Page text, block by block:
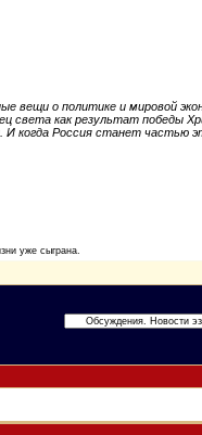
вещи о политике и мировой
света как результат победы
И когда Россия станет
уже сыграна.